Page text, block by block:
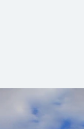
Klasse
1 Tag durch die